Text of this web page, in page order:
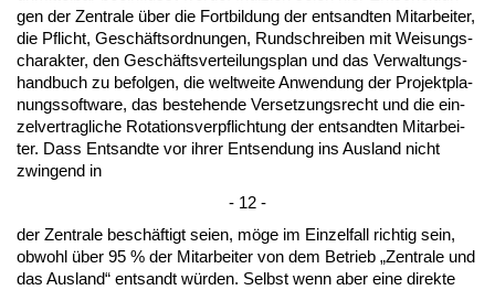
gen der Zen­tra­le über die Fort­bil­dung der ent­sand­ten Mit­ar­bei­ter,
die Pflicht, Geschäfts­ord­nun­gen, Rund­schrei­ben mit Wei­sung­s­
cha­rak­ter, den Geschäfts­ver­tei­lungs­plan und das Ver­wal­tungs­
hand­buch zu be­fol­gen, die welt­wei­te An­wen­dung der Pro­jekt­pla­
nungs­soft­ware, das be­ste­hen­de Ver­set­zungs­recht und die ein­
zel­ver­trag­li­che Ro­ta­ti­ons­ver­pflich­tung der ent­sand­ten Mit­ar­bei­
ter. Dass Ent­sand­te vor ih­rer Ent­sen­dung ins Aus­land nicht
zwin­gend in
- 12 -
der Zen­tra­le beschäftigt sei­en, möge im Ein­zel­fall rich­tig sein,
ob­wohl über 95 % der Mit­ar­bei­ter von dem Be­trieb „Zen­tra­le und
das Aus­land“ ent­sandt würden. Selbst wenn aber ei­ne di­rek­te